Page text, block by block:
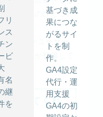
リ
ス
ン
ビ
名
継
を
基づき成
果につな
がるサイ
トを制
作。
GA4設定
代行・運
用支援
GA4の初
イントのひとつだ
びにAIがユーザー
ービスが登場して
判定してくれ